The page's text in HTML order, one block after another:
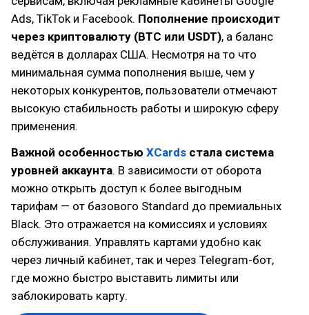
Ads, TikTok и Facebook. Пополнение происходит
через криптовалюту (BTC или USDT), а баланс
ведётся в долларах США. Несмотря на то что
минимальная сумма пополнения выше, чем у
некоторых конкурентов, пользователи отмечают
высокую стабильность работы и широкую сферу
применения.
Важной особенностью XCards стала система
уровней аккаунта. В зависимости от оборота
можно открыть доступ к более выгодным
тарифам — от базового Standard до премиальных
Black. Это отражается на комиссиях и условиях
обслуживания. Управлять картами удобно как
через личный кабинет, так и через Telegram-бот,
где можно быстро выставить лимиты или
заблокировать карту.